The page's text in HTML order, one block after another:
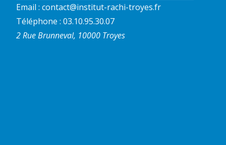
Email : contact@institut-rachi-troyes.fr
Téléphone : 03.10.95.30.07
2 Rue Brunneval, 10000 Troyes